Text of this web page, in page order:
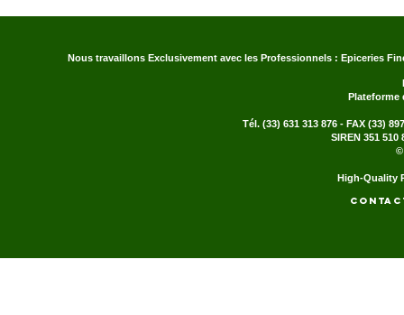
Nous travaillons Exclusivement avec les Professionnels : Epiceries
Plateforme
Tél. (33) 631 313 876 - FAX (33)
SIREN 351
©
High-Quality